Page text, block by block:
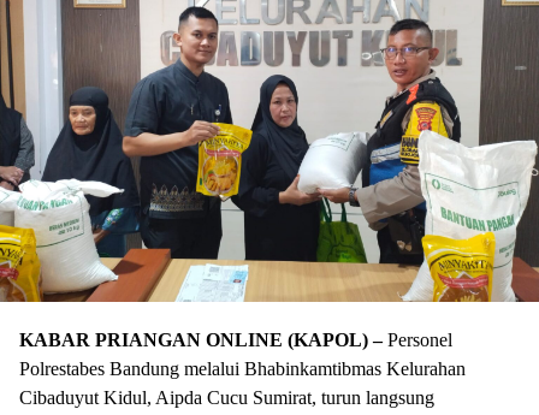
KABAR PRIANGAN ONLINE (KAPOL) –Personel
Polrestabes Bandung melalui Bhabinkamtibmas Kelurahan
Cibaduyut Kidul, Aipda Cucu Sumirat, turun langsung